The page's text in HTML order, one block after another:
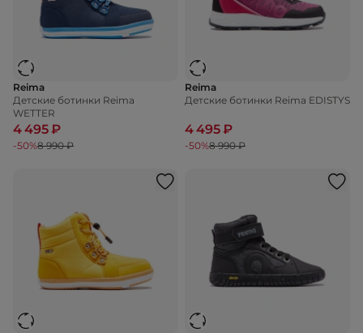
Reima
Детские ботинки Reima
WETTER
4 495 ₽
-50%8 990 ₽
Reima
Детские ботинки Reima EDISTYS
4 495 ₽
-50%8 990 ₽